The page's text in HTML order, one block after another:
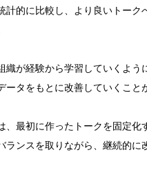
計的に比較し、より良いトーク
織が経験から学習していくよう
ータをもとに改善していくこと
、最初に作ったトークを固定化
ランスを取りながら、継続的に